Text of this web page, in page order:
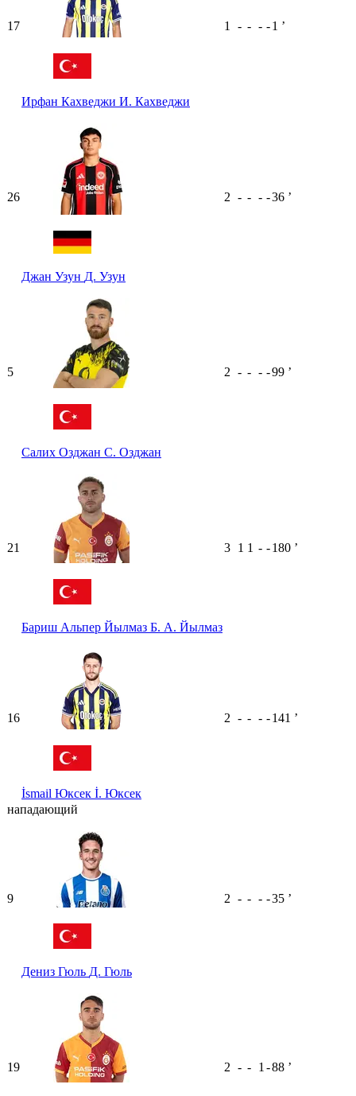
17
Ирфан Кахведжи И. Кахведжи
1 - - - -1 ʼ
26
Джан Узун Д. Узун
2 - - - -36 ʼ
5
Салих Озджан С. Озджан
2 - - - -99 ʼ
21
Бариш Альпер Йылмаз Б. А. Йылмаз
3 1 1 - -180 ʼ
16
İsmail Юксек İ. Юксек
2 - - - -141 ʼ
нападающий
9
Дениз Гюль Д. Гюль
2 - - - -35 ʼ
19 2 - - 1 -88 ʼ